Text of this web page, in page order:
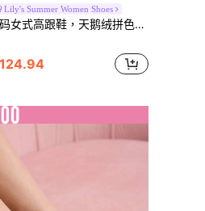
Lily's Summer Women Shoes
，天鹅绒拼色宽带一脚蹬金属扣 PU 软底舒适防滑可爱休闲奢华高跟鞋 5 厘米，适合室内/室外、日常时尚、奢华派对、旅行、学校、办公室、春夏季